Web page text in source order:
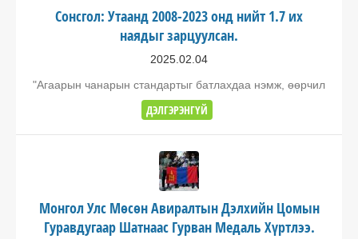
Сонсгол: Утаанд 2008-2023 онд нийт 1.7 их
наядыг зарцуулсан.
2025.02.04
"Агаарын чанарын стандартыг батлахдаа нэмж, өөрчил
ДЭЛГЭРЭНГҮЙ
Монгол Улс Мөсөн Авиралтын Дэлхийн Цомын
Гуравдугаар Шатнаас Гурван Медаль Хүртлээ.